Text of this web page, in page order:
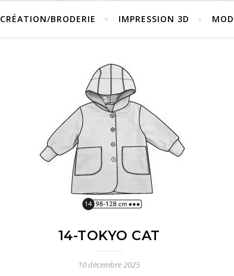
CRÉATION/BRODERIE IMPRESSION 3D
14-TOKYO CAT
10 décembre 2025